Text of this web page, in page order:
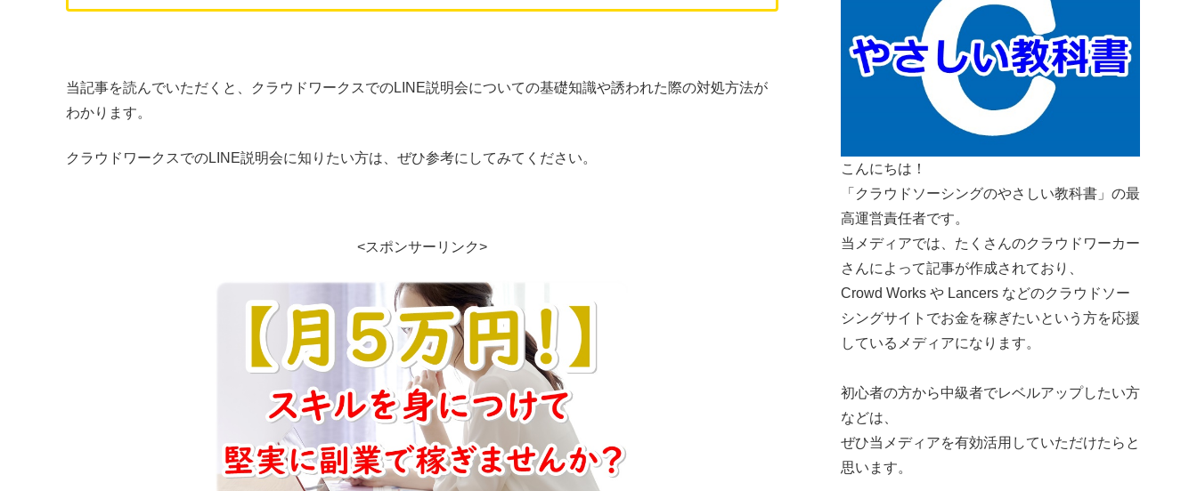
当記事を読んでいただくと、クラウドワークスでのLINE説明会についての基礎知識や誘われた際の対処方法が
わかります。
クラウドワークスでのLINE説明会に知りたい方は、ぜひ参考にしてみてください。
<スポンサーリンク>
こんにちは！
「クラウドソーシングのやさしい教科書」の最
高運営責任者です。
当メディアでは、たくさんのクラウドワーカー
さんによって記事が作成されており、
Crowd Works や Lancers などのクラウドソー
シングサイトでお金を稼ぎたいという方を応援
しているメディアになります。
初心者の方から中級者でレベルアップしたい方
などは、
ぜひ当メディアを有効活用していただけたらと
思います。